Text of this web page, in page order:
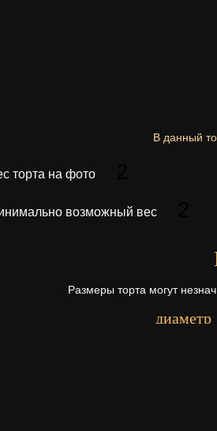
В данный
торта на фото
возможный вес
Размеры торта могут
диаметр